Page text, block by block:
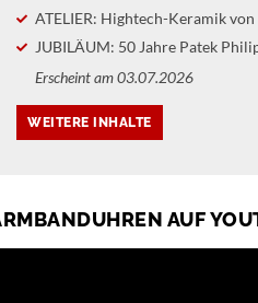
ATELIER: Hightech-Keramik von
JUBILÄUM: 50 Jahre Patek
Erscheint am 03.07.2026
AUF